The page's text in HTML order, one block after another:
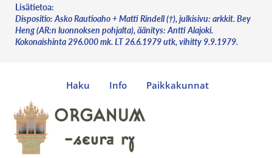
Lisätietoa:
Dispositio: Asko Rautioaho + Matti Rindell (†), julkisivu: arkkit. Bey
Heng (AR:n luonnoksen pohjalta), äänitys: Antti Alajoki.
Kokonaishinta 296.000 mk. LT 26.6.1979 utk, vihitty 9.9.1979.
Haku Info Paikkakunnat